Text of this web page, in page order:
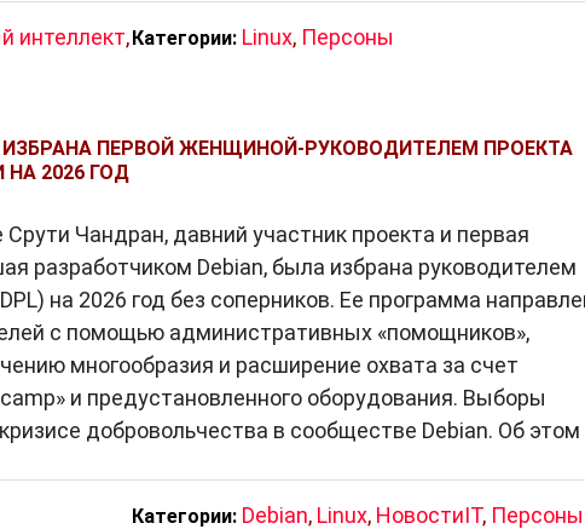
термина «персоны» — этовымышленные, но
пользователей
и учитывать потребности аудитории.
продажам, использует смартфон для заказов и
и простота интерфейса.
пол, профессия).
интеллект,Категории: Linux, Персоны
ПЕРВОЙ ЖЕНЩИНОЙ-РУКОВОДИТЕЛЕМ ПРОЕКТА
НА 2026 ГОД
Чандран, давний участник проекта и первая
разработчиком Debian, была избрана руководителем
на 2026 год без соперников. Ее программа
с помощью административных «помощников»,
многообразия и расширение охвата за счет
и предустановленного оборудования. Выборы
добровольчества в сообществе Debian. Об этом
Категории: Debian, Linux, НовостиIT, Персоны